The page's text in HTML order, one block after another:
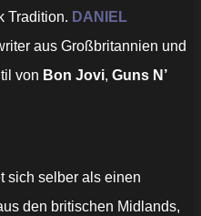
Tradition. DANIEL
aus Großbritannien und
von Bon Jovi, Guns N’
sich selber als einen
den britischen Midlands,